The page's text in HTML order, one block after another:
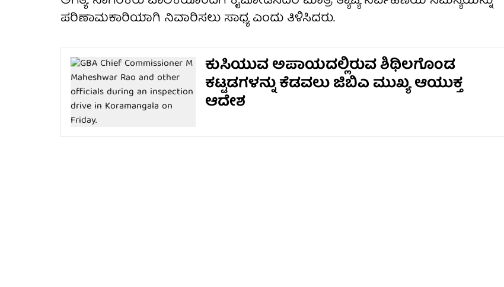
ಪರಿಣಾಮಕಾರಿಯಾಗಿ ನಿವಾರಿಸಲು ಸಾಧ್ಯ ಎಂದು ತಿಳಿಸಿದರು.
ಕುಸಿಯುವ ಅಪಾಯದಲ್ಲಿರುವ ಶಿಥಿಲಗೊಂಡ
ಕಟ್ಟಡಗಳನ್ನು ಕೆಡವಲು ಜಿಬಿಎ ಮುಖ್ಯ ಆಯುಕ್ತ
ಆದೇಶ